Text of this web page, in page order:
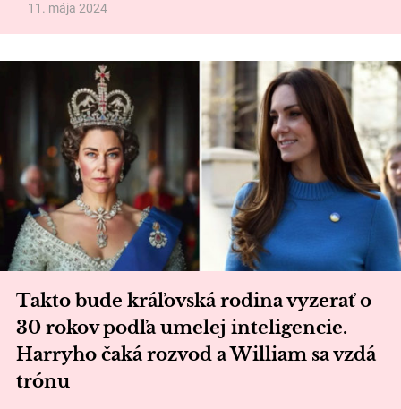
11. mája 2024
Takto bude kráľovská rodina vyzerať o
30 rokov podľa umelej inteligencie.
Harryho čaká rozvod a William sa vzdá
trónu